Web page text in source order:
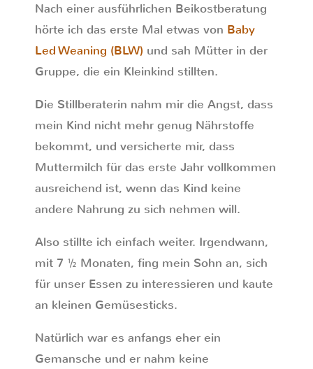
Nach einer ausführlichen Beikostberatung
hörte ich das erste Mal etwas von Baby
Led Weaning (BLW) und sah Mütter in der
Gruppe, die ein Kleinkind stillten.
Die Stillberaterin nahm mir die Angst, dass
mein Kind nicht mehr genug Nährstoffe
bekommt, und versicherte mir, dass
Muttermilch für das erste Jahr vollkommen
ausreichend ist, wenn das Kind keine
andere Nahrung zu sich nehmen will.
Also stillte ich einfach weiter. Irgendwann,
mit 7 ½ Monaten, fing mein Sohn an, sich
für unser Essen zu interessieren und kaute
an kleinen Gemüsesticks.
Natürlich war es anfangs eher ein
Gemansche und er nahm keine